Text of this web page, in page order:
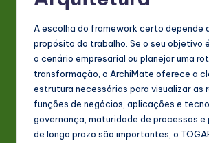
A escolha do framework certo depende
propósito do trabalho. Se o seu objetivo
o cenário empresarial ou planejar uma
transformação, o ArchiMate oferece a
estrutura necessárias para visualizar as
funções de negócios, aplicações e
governança, maturidade de processos e
de longo prazo são importantes, o